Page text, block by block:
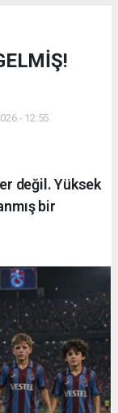
- 12:55
değil. Yüksek
bir